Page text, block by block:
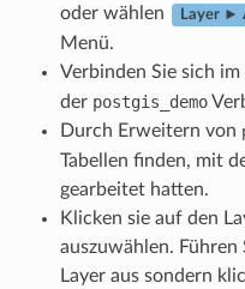
oder wählen Layer ►
Menü.
Verbinden Sie sich im
der postgis_demo
Durch Erweitern von
Tabellen finden, mit
gearbeitet hatten.
Klicken sie auf den
auszuwählen.
Layer aus sondern